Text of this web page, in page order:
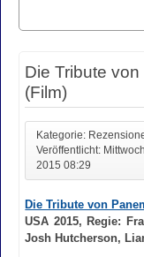
Die Tribute
(Film)
Kategorie:
Veröffentlicht:
2015 08:29
Die Tribute von
USA 2015, Regie:
Josh Hutcherson,